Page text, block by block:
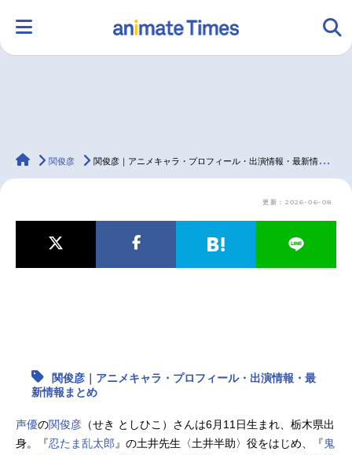
ラジオ みんなの声 グッズ 映画
マンガ・ラノベ ゲーム・アプリ 音楽 コスプレ
アニメ映画一覧 実写化映画一覧
春アニメ 夏アニメ
animateTimes
関俊彦 関俊彦｜アニメキャラ・プロフィール・出演情報・最新情報まとめ
更新：2026-06-08
関俊彦｜アニメキャラ・プロフィール・出演情報・最
新情報まとめ
声優の関俊彦 （せき としひこ）さんは6月11日生まれ、栃木県出
身。『忍たま乱太郎 』の土井先生〈土井半助〉役をはじめ、『鬼